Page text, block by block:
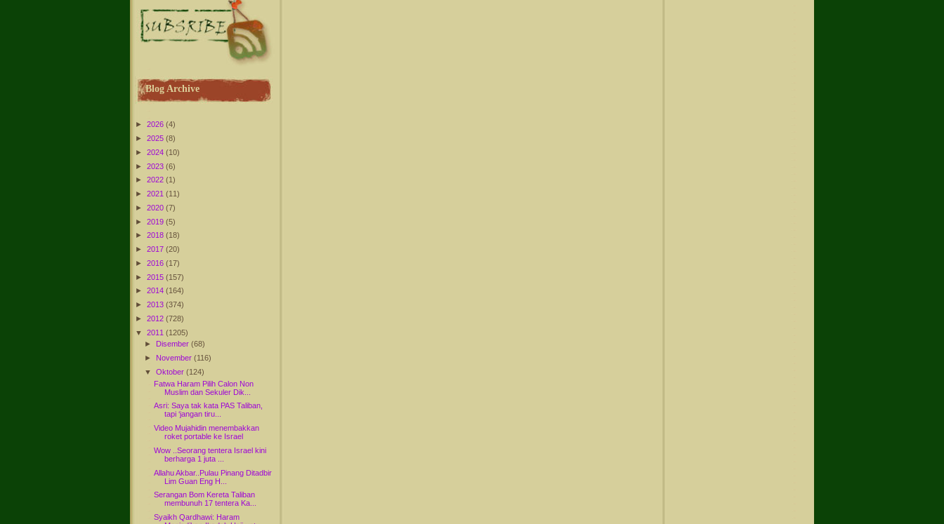
Blog Archive
► 2026 (4)
► 2025 (8)
► 2024 (10)
► 2023 (6)
► 2022 (1)
► 2021 (11)
► 2020 (7)
► 2019 (5)
► 2018 (18)
► 2017 (20)
► 2016 (17)
► 2015 (157)
► 2014 (164)
► 2013 (374)
► 2012 (728)
▼
2011 (1205)
►
Disember(68)
► November(116)
▼
Oktober(124)
Fatwa Haram Pilih Calon Non
Muslim dan Sekuler Dik...
Asri: Saya tak kata PAS Taliban,
tapi ‘jangan tiru...
Video Mujahidin menembakkan
roket portable ke Israel
Wow ..Seorang tentera Israel kini
berharga 1 juta ...
Allahu Akbar..Pulau Pinang Ditadbir
Lim Guan Eng H...
Serangan Bom Kereta Taliban
membunuh 17 tentera Ka...
Syaikh Qardhawi: Haram